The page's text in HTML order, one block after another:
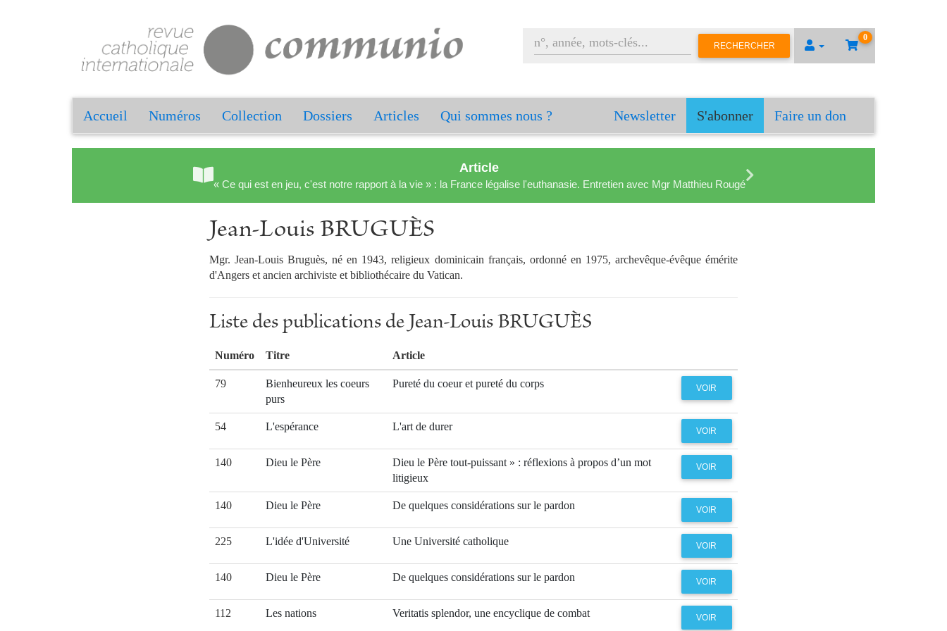
0
RECHERCHER
Accueil Numéros Collection Dossiers Articles Qui sommes nous ? Newsletter S'abonner Faire un don
Article
« Ce qui est en jeu, c'est notre rapport à la vie » : la France légalise l'euthanasie. Entretien avec Mgr Matthieu Rougé
Jean-Louis BRUGUÈS
Mgr. Jean-Louis Bruguès, né en 1943, religieux dominicain français, ordonné en 1975, archevêque-évêque émérite
d'Angers et ancien archiviste et bibliothécaire du Vatican.
Liste des publications de Jean-Louis BRUGUÈS
Numéro Titre Article
79
Bienheureux les coeurs
purs
Pureté du coeur et pureté du corps VOIR
54 L'espérance L'art de durer VOIR
140 Dieu le Père
Dieu le Père tout-puissant » : réflexions à propos d’un mot
litigieux
VOIR
140 Dieu le Père De quelques considérations sur le pardon VOIR
225 L'idée d'Université Une Université catholique VOIR
140 Dieu le Père De quelques considérations sur le pardon VOIR
112 Les nations Veritatis splendor, une encyclique de combat VOIR